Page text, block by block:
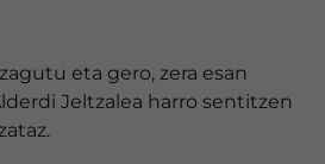
eta gero, zera esan
Jeltzalea harro sentitzen